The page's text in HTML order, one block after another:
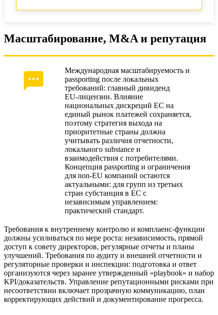
Масштабирование, M&A и репутация
Международная масштабируемость и
passporting после локальных
требований: главный дивиденд
EU‑лицензии. Влияние
национальных дискреций ЕС на
единый рынок платежей сохраняется,
поэтому стратегия выхода на
приоритетные страны должна
учитывать различия отчетности,
локального substance и
взаимодействия с потребителями.
Концепция passporting и ограничения
для non‑EU компаний остаются
актуальными: для групп из третьих
стран субстанция в ЕС с
независимым управлением:
практический стандарт.
Требования к внутреннему контролю и комплаенс‑функции
должны усиливаться по мере роста: независимость, прямой
доступ к совету директоров, регулярные отчеты и планы
улучшений. Требования по аудиту и внешней отчетности и
регуляторные проверки и инспекции: подготовка и ответ
организуются через заранее утвержденный «playbook» и набор
KPI/доказательств. Управление репутационными рисками при
несоответствии включает прозрачную коммуникацию, план
корректирующих действий и документирование прогресса.